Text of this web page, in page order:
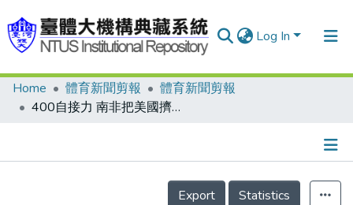
Log In
Communities & Collections
Home 體育新聞剪報
體育新聞剪報
400自接力 南非把美國擠到第三 無名小卒濺濕美國隊的紀錄紙 NBC之前還不知道他們名字怎麼唸
Details
Export
Statistics